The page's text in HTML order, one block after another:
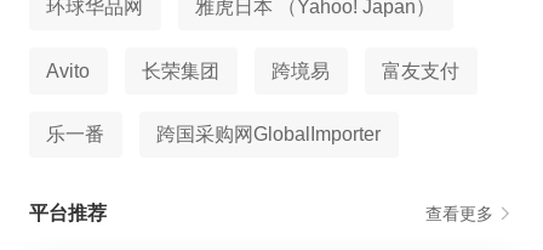
环球华品网 雅虎日本 （Yahoo! Japan）
Avito 长荣集团 跨境易 富友支付
乐一番 跨国采购网GlobalImporter
平台推荐 查看更多